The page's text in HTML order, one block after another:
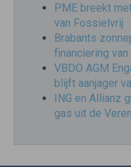
PME breekt
van Fossielvrij
Brabants
financiering
VBDO AGM
blijft aanjager
ING en Allianz
gas uit de